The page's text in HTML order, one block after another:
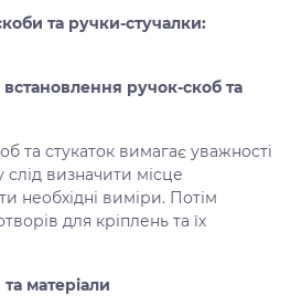
та ручки-стучалки:
ручок-скоб та
та стукаток вимагає уважності
слід визначити місце
необхідні виміри. Потім
для кріплень та їх
матеріали